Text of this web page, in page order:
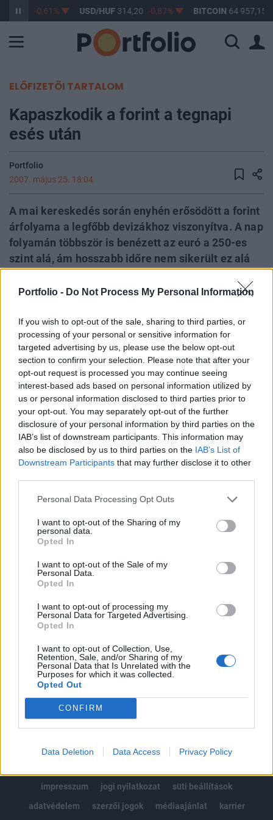
Portfolio - Do Not Process My Personal Information
If you wish to opt-out of the sale, sharing to third parties, or
processing of your personal or sensitive information for
targeted advertising by us, please use the below opt-out
section to confirm your selection. Please note that after your
opt-out request is processed you may continue seeing
interest-based ads based on personal information utilized by
us or personal information disclosed to third parties prior to
your opt-out. You may separately opt-out of the further
disclosure of your personal information by third parties on the
IAB’s list of downstream participants. This information may
also be disclosed by us to third parties on the IAB’s List of
Downstream Participants that may further disclose it to other
Personal Data Processing Opt Outs
I want to opt-out of the Sharing of my
personal data.
Opted In
I want to opt-out of the Sale of my
Personal Data.
Opted In
I want to opt-out of processing my
Personal Data for Targeted Advertising.
Opted In
I want to opt-out of Collection, Use,
Retention, Sale, and/or Sharing of my
Personal Data that Is Unrelated with the
Purposes for which it was collected.
Opted Out
CONFIRM
Data Deletion Data Access Privacy Policy
363,17 -0,61% USD/HUF314,20 -0,87% BITCOIN 64 957,15
ELŐFIZETŐI TARTALOM
Kapaszkodik a forint a tegnapi
esés után
Portfolio
2007. május 25. 18:04
A mai kereskedés során enyhén erősödött a forint
árfolyama a legfőbb devizákhoz viszonyítva. A nap
folyamán többször is benézett az euró a 250-es
szint alá, ám hosszabb időre nem sikerült ez alá
érkezett, leginkább a tegnapi határozott
mögött.
eurhufcomp Az euróval szembeni árfolyam a 251-es szint
közeli nyitást követően aránylag hamar vissza került 250-
ig, 10 órától kezdve egy aránylag szűk sávban, 249.8-205.5
között születtek kötések. A dollár ellenében már
határozottabb erősödés látható, 187.4-es nyitásról 185.8-ig
süllyedtek a jegyzések a mai nap folyamán.A jelen írás
nem minősül befektetési tanácsadásnak...
KEDVES OLVASÓNK!
A keresett cikk a portfolio.hu hírarchívumához
regisztrációhoz kötött.
Portfolio.hu teljes cikkarchívum
Kötéslisták: BÉT elmúlt 2 év napon belüli
MÁR ELŐFIZETŐNK VAGY?BEJELENTKEZÉS
impresszum
jogi nyilatkozat
süti beállítások
adatvédelem
szerzői jogok médiaajánlat karrier